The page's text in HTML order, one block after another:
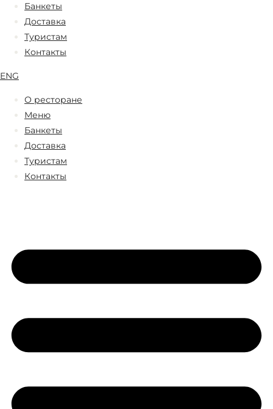
Банкеты
Доставка
Туристам
Контакты
ENG
О ресторане
Меню
Банкеты
Доставка
Туристам
Контакты